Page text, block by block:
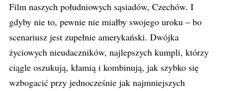
Film naszych południowych sąsiadów, Czechów. I
gdyby nie to, pewnie nie miałby swojego uroku – bo
scenariusz jest zupełnie amerykański. Dwójka
życiowych nieudaczników, najlepszych kumpli, którzy
ciągle oszukują, kłamią i kombinują, jak szybko się
wzbogacić przy jednocześnie jak najmniejszych